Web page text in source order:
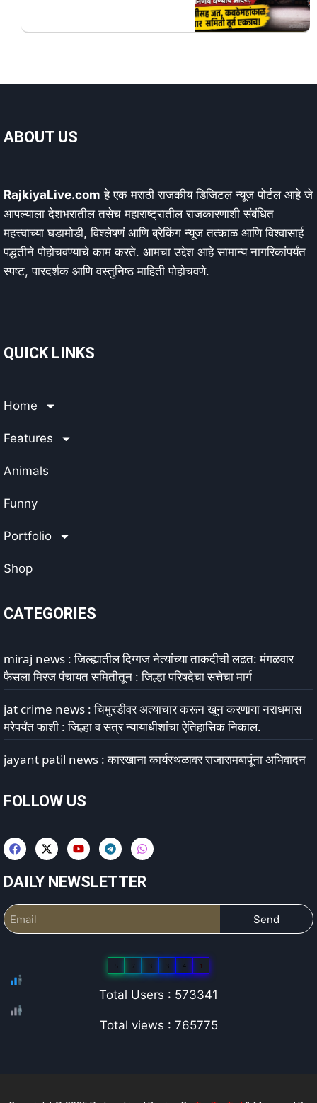
ABOUT US
RajkiyaLive.com हे एक मराठी राजकीय डिजिटल न्यूज पोर्टल आहे जे
आपल्याला देशभरातील तसेच महाराष्ट्रातील राजकारणाशी संबंधित
महत्त्वाच्या घडामोडी, विश्लेषणं आणि ब्रेकिंग न्यूज तत्काळ आणि विश्वासार्ह
पद्धतीने पोहोचवण्याचे काम करते. आमचा उद्देश आहे सामान्य नागरिकांपर्यंत
स्पष्ट, पारदर्शक आणि वस्तुनिष्ठ माहिती पोहोचवणे.
QUICK LINKS
Home
Features
Animals
Funny
Portfolio
Shop
CATEGORIES
miraj news : जिल्ह्यातील दिग्गज नेत्यांच्या ताकदीची लढत: मंगळवार
फैसला मिरज पंचायत समितीतून : जिल्हा परिषदेचा सत्तेचा मार्ग
jat crime news : चिमुरडीवर अत्याचार करून खून करणार्‍या नराधमास
मरेपर्यंत फाशी : जिल्हा व सत्र न्यायाधीशांचा ऐतिहासिक निकाल.
jayant patil news : कारखाना कार्यस्थळावर राजारामबापूंना अभिवादन
FOLLOW US
DAILY NEWSLETTER
Send
5 7 3 3 4 1
Total Users : 573341
Total views : 765775